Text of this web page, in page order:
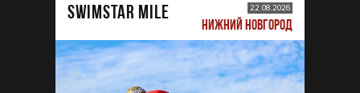
SWIMSTAR MILE 22.08.2026
НИЖНИЙ НОВГОРОД